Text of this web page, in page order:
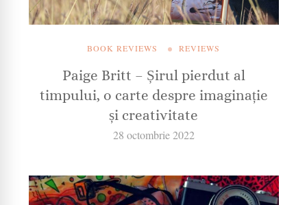
BOOK REVIEWS REVIEWS
Paige Britt – Șirul pierdut al
timpului, o carte despre imaginație
și creativitate
28 octombrie 2022